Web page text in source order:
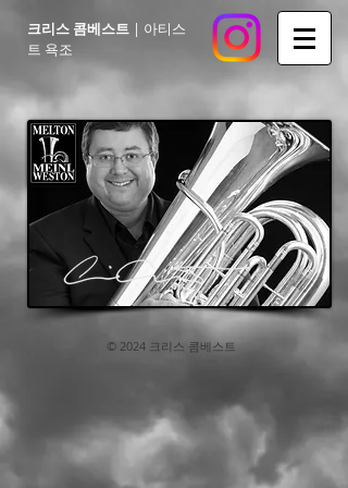
크리스 콤베스트 | 아티스
트 욕조
© 2024 크리스 콤베스트